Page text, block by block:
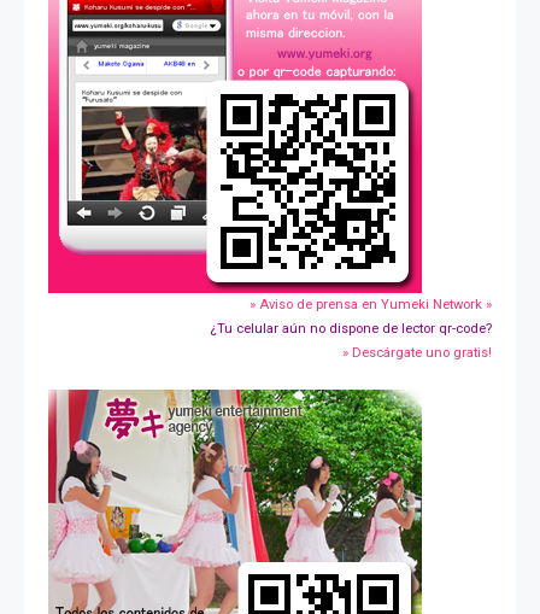
» Aviso de prensa en Yumeki Network »
¿Tu celular aún no dispone de lector qr-code?
» Descárgate uno gratis!